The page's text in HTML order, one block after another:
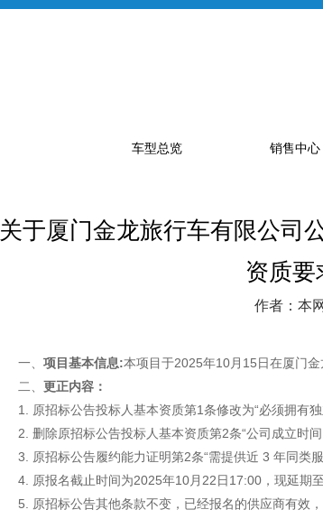
车型总览 销售中心
公路客车 提车流程
海狮经销
大中巴经销
关于厦门金龙旅行车有限公司
资质要
作者：本
一、项目基本信息:本项目于2025年10月15日在厦门
二、更正内容 ：
1.
原招标公告投标人基本资质第1条修改为“必须拥有
2. 删除原招标公告投标人基本资质第2条“公司成立时间
3. 原招标公告履约能力证明第2条“需提供近 3 年同类
4.
原报名截止时间为2025年10月22日17:00，现延期
5. 原招标公告其他条款不变，已经报名的供应商有效，